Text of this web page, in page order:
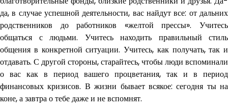
да, в случае успешной деятельности, вас найдут все: от дальних
родственников до работников «желтой прессы». Учитесь
общаться с людьми. Учитесь находить правильный стиль
общения в конкретной ситуации. Учитесь, как получать, так и
отдавать. С другой стороны, старайтесь, чтобы люди вспоминали
о вас как в период вашего процветания, так и в период
финансовых кризисов. В жизни бывает всякое: сегодня ты на
коне, а завтра о тебе даже и не вспомнят.